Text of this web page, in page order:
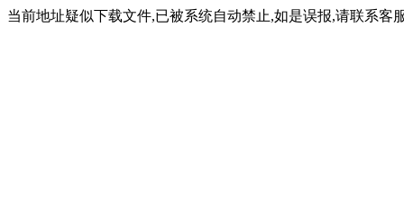
当前地址疑似下载文件,已被系统自动禁止,如是误报,请联系客